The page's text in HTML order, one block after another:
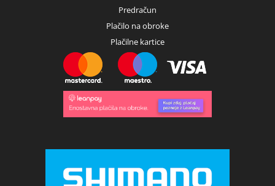
Predračun
Plačilo na obroke
Plačilne kartice